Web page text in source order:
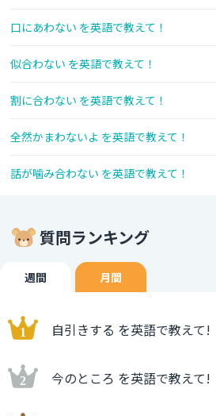
口にあわない を英語で教えて！
似合わない を英語で教えて！
割に合わない を英語で教えて！
全然かまわないよ を英語で教えて！
話が噛み合わない を英語で教えて！
質問ランキング
週間 月間
自引きする を英語で教えて!
今のところ を英語で教えて!